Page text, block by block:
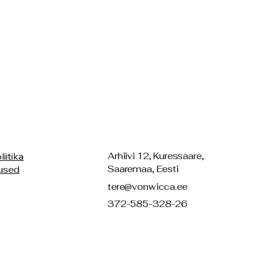
Arhiivi 12, Kuressaare,
Saaremaa, Eesti
tere@vonwicca.ee
372-585-328-26